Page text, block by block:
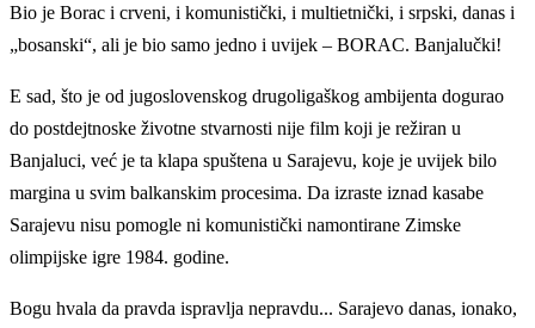
Bio je Borac i crveni, i komunistički, i multietnički, i srpski, danas i
„bosanski“, ali je bio samo jedno i uvijek – BORAC. Banjalučki!
E sad, što je od jugoslovenskog drugoligaškog ambijenta dogurao
do postdejtnoske životne stvarnosti nije film koji je režiran u
Banjaluci, već je ta klapa spuštena u Sarajevu, koje je uvijek bilo
margina u svim balkanskim procesima. Da izraste iznad kasabe
Sarajevu nisu pomogle ni komunistički namontirane Zimske
olimpijske igre 1984. godine.
Bogu hvala da pravda ispravlja nepravdu... Sarajevo danas, ionako,